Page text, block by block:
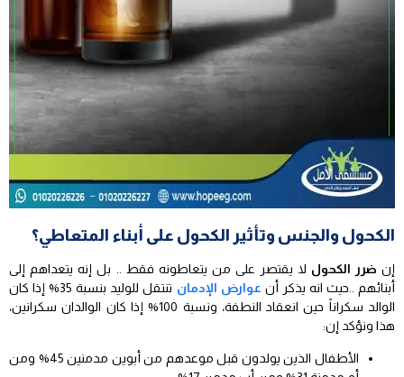
الكحول والجنس وتأثير الكحول على أبناء المتعاطي؟
إن ضرر الكحول لا يقتصر على من يتعاطونه فقط .. بل إنه يتعداهم إلى
أبنائهم ..حيث انه يذكر أن عوارض الإدمان
تنتقل للوليد بنسبة 35% إذا كان
الوالد سكراناً حين انعقاد النطفة، ونسبة 100% إذا كان الوالدان سكرانين،
هذا ونؤكد إن:
الأطفال الذين يولدون قبل موعدهم من أبوين مدمنين 45% ومن